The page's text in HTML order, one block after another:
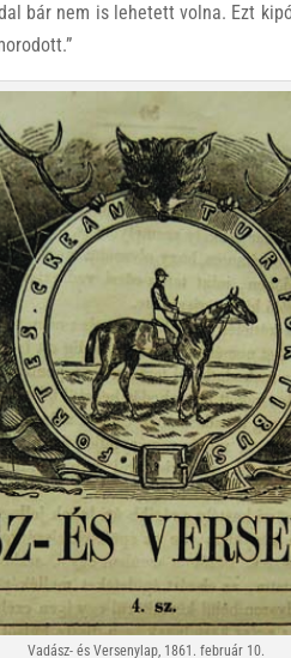
bár nem is lehetett volna. Ezt
Vadász- és Versenylap, 1861. február 10.